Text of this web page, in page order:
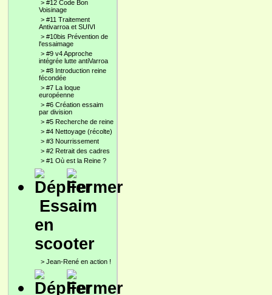
> #12 Code Bon
Voisinage
> #11 Traitement
Antivarroa et SUIVI
> #10bis Prévention de
l'essaimage
> #9 v4 Approche
intégrée lutte antiVarroa
> #8 Introduction reine
fécondée
> #7 La loque
européenne
> #6 Création essaim
par division
> #5 Recherche de reine
> #4 Nettoyage (récolte)
> #3 Nourrissement
> #2 Retrait des cadres
> #1 Où est la Reine ?
Essaim
en
scooter
> Jean-René en action !